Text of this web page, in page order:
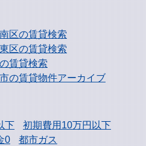
区の賃貸検索
区の賃貸検索
賃貸検索
の賃貸物件アーカイブ
下
初期費用10万円以下
0
都市ガス